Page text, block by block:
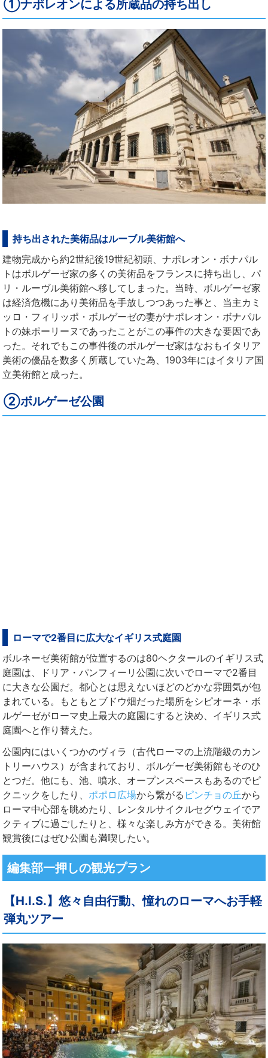
①ナポレオンによる所蔵品の持ち出し
持ち出された美術品はルーブル美術館へ
建物完成から約2世紀後19世紀初頭、ナポレオン・ボナパル
トはボルゲーゼ家の多くの美術品をフランスに持ち出し、パ
リ・ルーヴル美術館へ移してしまった。当時、ボルゲーゼ家
は経済危機にあり美術品を手放しつつあった事と、当主カミ
ッロ・フィリッポ・ボルゲーゼの妻がナポレオン・ボナパル
トの妹ポーリーヌであったことがこの事件の大きな要因であ
った。それでもこの事件後のボルゲーゼ家はなおもイタリア
美術の優品を数多く所蔵していた為、1903年にはイタリア国
立美術館と成った。
②ボルゲーゼ公園
ローマで2番目に広大なイギリス式庭園
ボルネーゼ美術館が位置するのは80ヘクタールのイギリス式
庭園は、ドリア・パンフィーリ公園に次いでローマで2番目
に大きな公園だ。都心とは思えないほどのどかな雰囲気が包
まれている。もともとブドウ畑だった場所をシピオーネ・ボ
ルゲーゼがローマ史上最大の庭園にすると決め、イギリス式
庭園へと作り替えた。
公園内にはいくつかのヴィラ（古代ローマの上流階級のカン
トリーハウス）が含まれており、ボルゲーゼ美術館もそのひ
とつだ。他にも、池、噴水、オープンスペースもあるのでピ
クニックをしたり、 ポポロ広場から繋がる ピンチョの丘から
ローマ中心部を眺めたり、レンタルサイクルセグウェイでア
クティブに過ごしたりと、様々な楽しみ方ができる。美術館
観賞後にはぜひ公園も満喫したい。
編集部一押しの観光プラン
【H.I.S.】悠々自由行動、憧れのローマへお手軽
弾丸ツアー